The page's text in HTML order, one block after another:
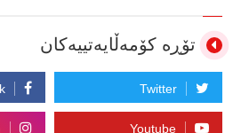
تۆڕە کۆمەڵایەتییەکان